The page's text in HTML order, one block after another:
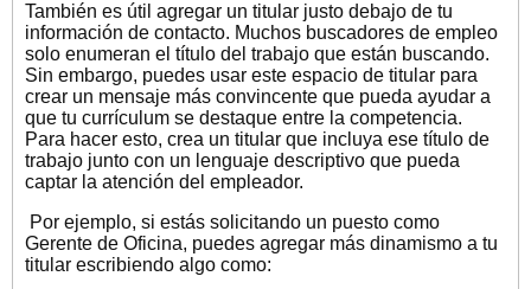
También es útil agregar un titular justo debajo de tu
información de contacto. Muchos buscadores de empleo
solo enumeran el título del trabajo que están buscando.
Sin embargo, puedes usar este espacio de titular para
crear un mensaje más convincente que pueda ayudar a
que tu currículum se destaque entre la competencia.
Para hacer esto, crea un titular que incluya ese título de
trabajo junto con un lenguaje descriptivo que pueda
captar la atención del empleador.
Por ejemplo, si estás solicitando un puesto como
Gerente de Oficina, puedes agregar más dinamismo a tu
titular escribiendo algo como: